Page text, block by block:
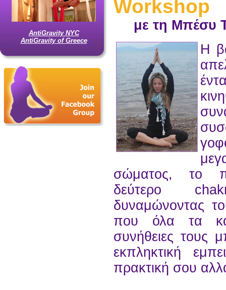
AntiGravity NYC
AntiGravity of Greece
Workshop
με τη Μπέσυ
Η
σώματος, το
δεύτερο
δυναμώνοντας
που όλα τα
συνήθειες τους
εκπληκτική
πρακτική σου